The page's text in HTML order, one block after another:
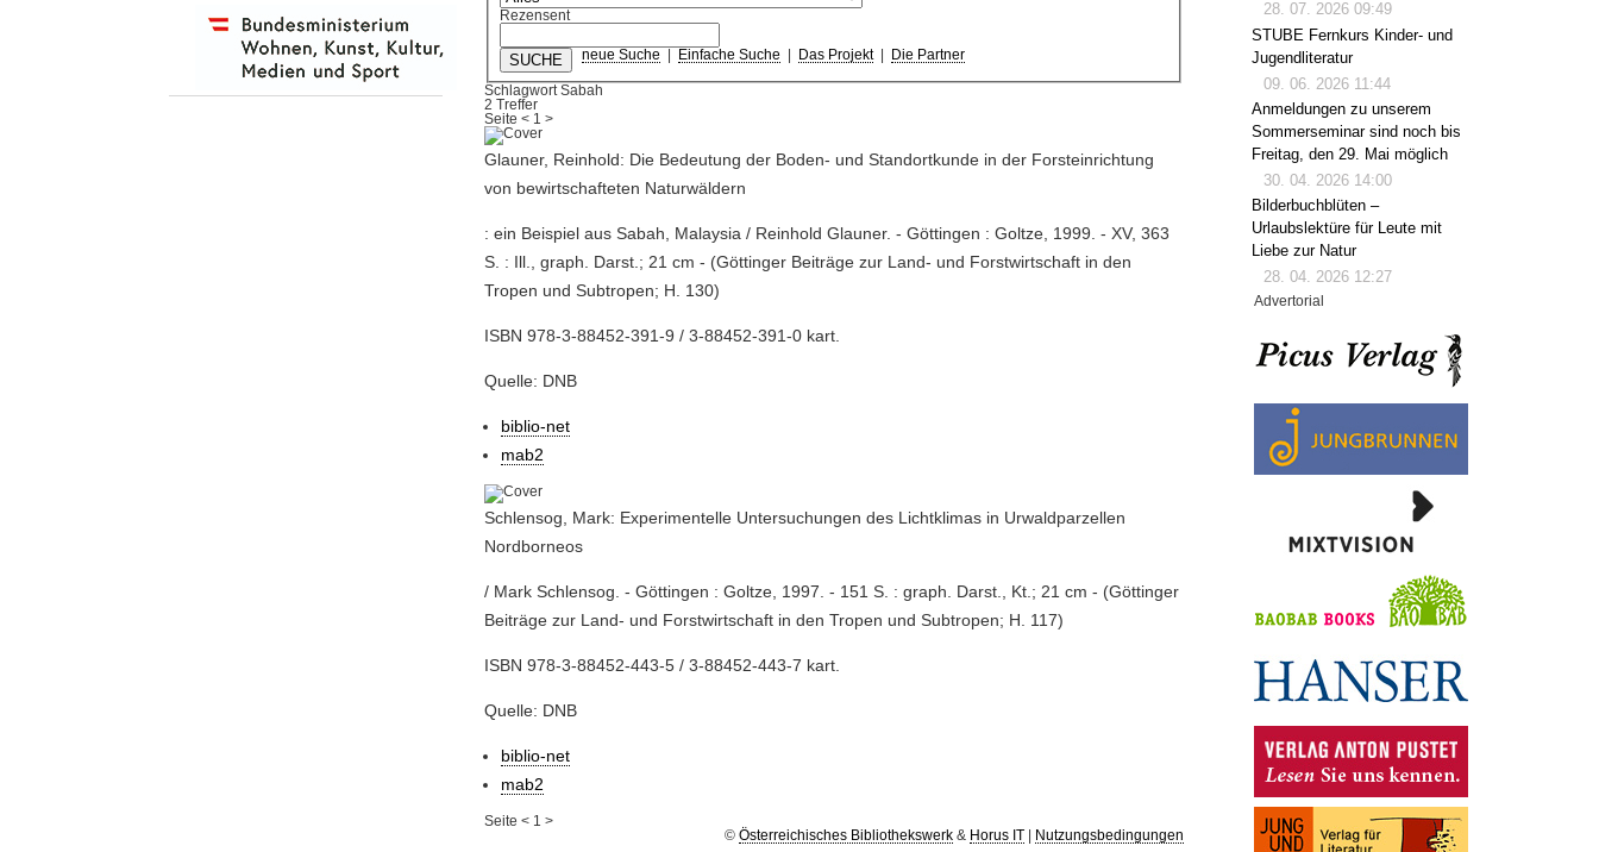
Rezensent
neue Suche Einfache Suche Das Projekt| Die Partner
Schlagwort Sabah
2 Treffer
Seite< 1 >
Glauner, Reinhold: Die Bedeutung der Boden- und Standortkunde in der Forsteinrichtung
von bewirtschafteten Naturwäldern
: ein Beispiel aus Sabah, Malaysia / Reinhold Glauner. - Göttingen : Goltze, 1999. - XV, 363
S. : Ill., graph. Darst.; 21 cm - (Göttinger Beiträge zur Land- und Forstwirtschaft in den
Tropen und Subtropen; H. 130)
ISBN 978-3-88452-391-9 / 3-88452-391-0 kart.
Quelle: DNB
biblio-net
mab2
Schlensog, Mark: Experimentelle Untersuchungen des Lichtklimas in Urwaldparzellen
Nordborneos
/ Mark Schlensog. - Göttingen : Goltze, 1997. - 151 S. : graph. Darst., Kt.; 21 cm - (Göttinger
Beiträge zur Land- und Forstwirtschaft in den Tropen und Subtropen; H. 117)
ISBN 978-3-88452-443-5 / 3-88452-443-7 kart.
Quelle: DNB
biblio-net
mab2
Seite< 1 >
© Österreichisches Bibliothekswerk& Horus IT Nutzungsbedingungen
28. 07. 2026 09:49
STUBE Fernkurs Kinder- und
Jugendliteratur
09. 06. 2026 11:44
Anmeldungen zu unserem
Sommerseminar sind noch bis
Freitag, den 29. Mai möglich
30. 04. 2026 14:00
Bilderbuchblüten –
Urlaubslektüre für Leute mit
Liebe zur Natur
28. 04. 2026 12:27
Advertorial